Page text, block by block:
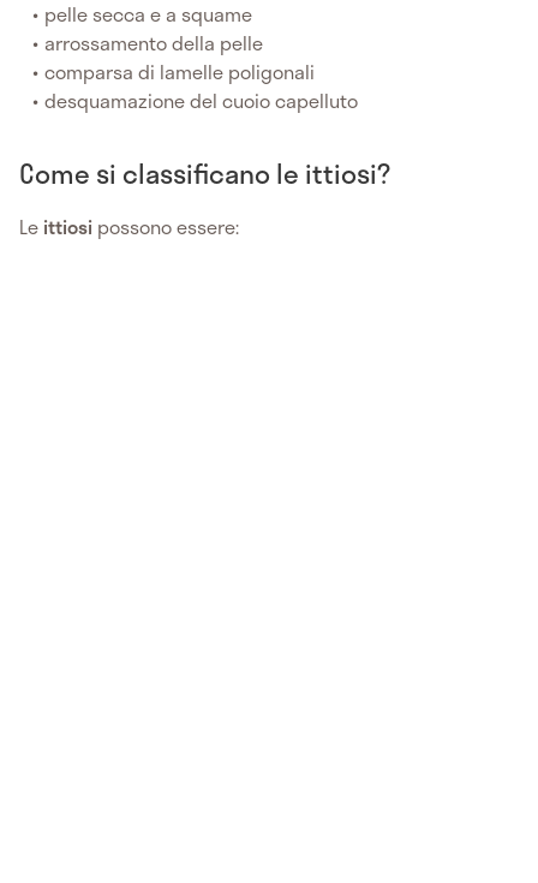
pelle secca e a squame
arrossamento della pelle
comparsa di lamelle poligonali
desquamazione del cuoio capelluto
Come si classificano le ittiosi?
Le ittiosi possono essere: